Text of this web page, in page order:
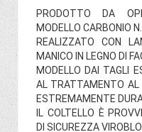
PRODOTTO DA
MODELLO CARBONIO
REALIZZATO CON
MANICO IN LEGNO DI
MODELLO DAI TAGLI
AL TRATTAMENTO AL
ESTREMAMENTE
IL COLTELLO È
DI SICUREZZA